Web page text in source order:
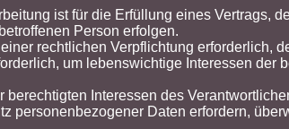
ist für die Erfüllung eines Vertrags,
Person erfolgen.
rechtlichen Verpflichtung erforderlich,
um lebenswichtige Interessen der
berechtigten Interessen des
personenbezogener Daten erfordern,